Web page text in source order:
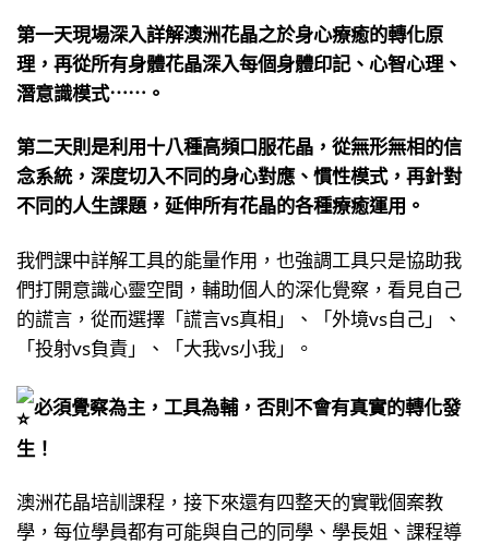
第一天現場深入詳解澳洲花晶之於身心療癒的轉化原
理，再從所有身體花晶深入每個身體印記、心智心理、
潛意識模式⋯⋯。
第二天則是利用十八種高頻口服花晶，從無形無相的信
念系統，深度切入不同的身心對應、慣性模式，再針對
不同的人生課題，延伸所有花晶的各種療癒運用。
我們課中詳解工具的能量作用，也強調工具只是協助我
們打開意識心靈空間，輔助個人的深化覺察，看見自己
的謊言，從而選擇「謊言vs真相」、「外境vs自己」、
「投射vs負責」、「大我vs小我」。
必須覺察為主，工具為輔，否則不會有真實的轉化發
生！
澳洲花晶培訓課程，接下來還有四整天的實戰個案教
學，每位學員都有可能與自己的同學、學長姐、課程導